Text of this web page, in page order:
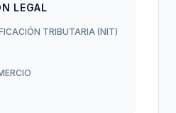
LEGAL
TRIBUTARIA (NIT)